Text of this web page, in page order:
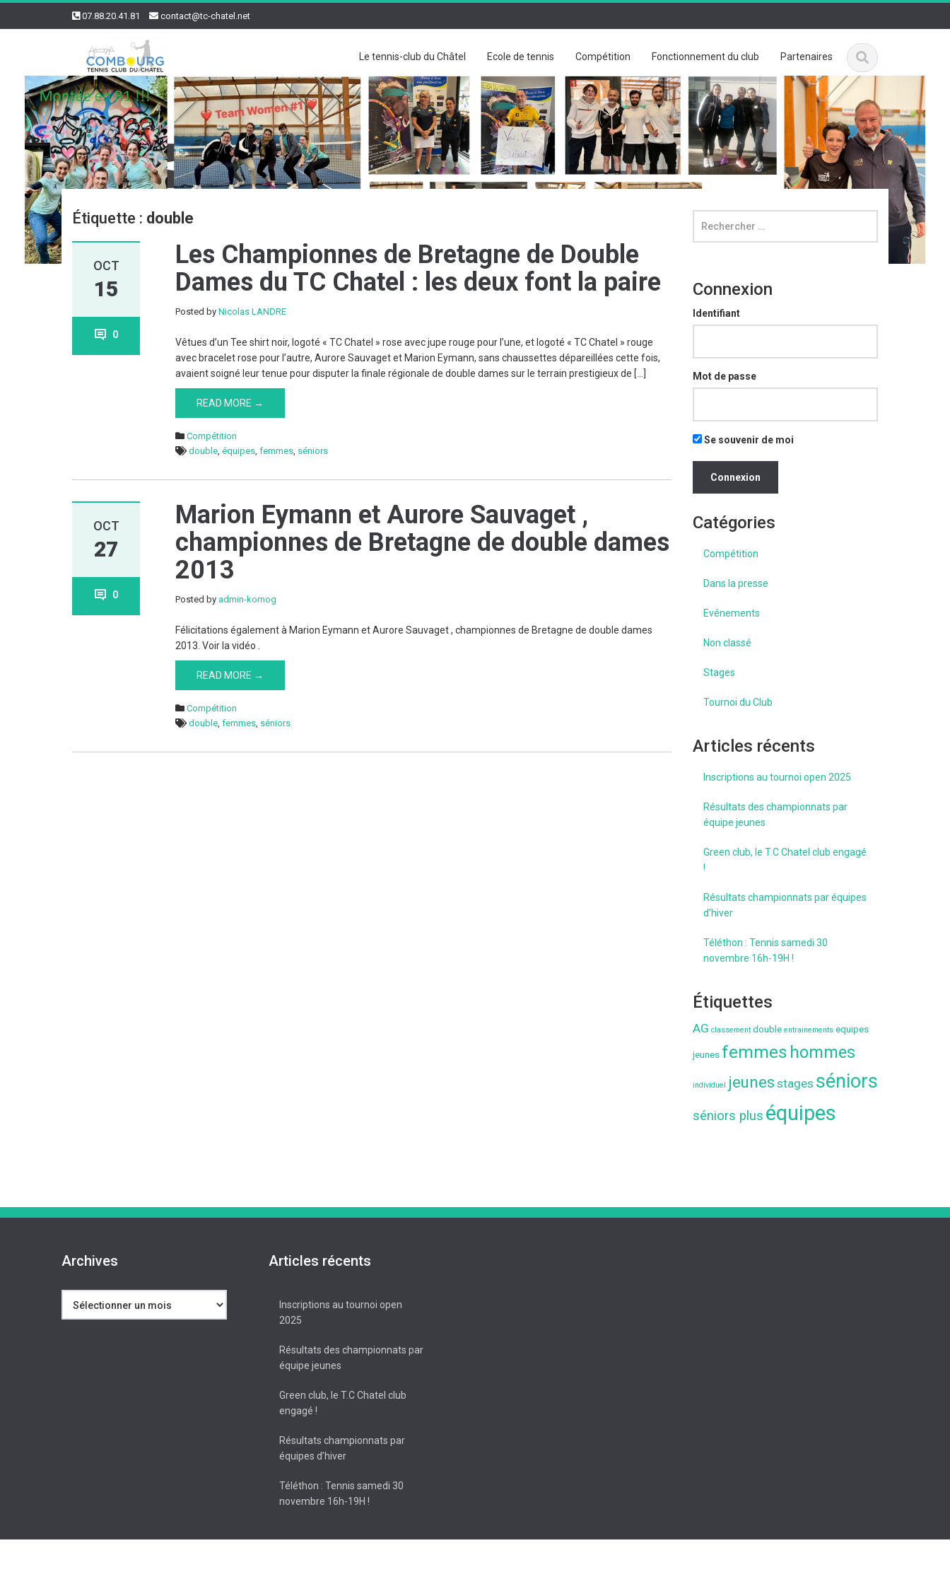
07.88.20.41.81 contact@tc-chatel.net
Le tennis-club du Châtel Ecole de tennis Compétition Fonctionnement du club Partenaires
Étiquette : double
OCT
15
0
Les Championnes de Bretagne de Double
Dames du TC Chatel : les deux font la paire
Posted byNicolas LANDRE
Vêtues d’un Tee shirt noir, logoté « TC Chatel » rose avec jupe rouge pour l’une, et logoté « TC Chatel » rouge
avec bracelet rose pour l’autre, Aurore Sauvaget et Marion Eymann, sans chaussettes dépareillées cette fois,
avaient soigné leur tenue pour disputer la finale régionale de double dames sur le terrain prestigieux de […]
READ MORE →
Compétition
double,équipes,femmes, séniors
OCT
27
0
Marion Eymann et Aurore Sauvaget ,
championnes de Bretagne de double dames
2013
Posted by admin-kornog
Félicitations également à Marion Eymann et Aurore Sauvaget , championnes de Bretagne de double dames
2013. Voir la vidéo .
READ MORE →
Compétition
double,femmes, séniors
Connexion
Identifiant
Mot de passe
Se souvenir de moi
Catégories
Compétition
Dans la presse
Evénements
Non classé
Stages
Tournoi du Club
Articles récents
Inscriptions au tournoi open 2025
Résultats des championnats par
équipe jeunes
Green club, le T.C Chatel club engagé
!
Résultats championnats par équipes
d’hiver
Téléthon : Tennis samedi 30
novembre 16h-19H !
Étiquettes
AG classement double entrainements equipes
jeunes femmes hommes
individuel jeunes stages séniors
séniors plus équipes
Archives Articles récents
Inscriptions au tournoi open
2025
Résultats des championnats par
équipe jeunes
Green club, le T.C Chatel club
engagé !
Résultats championnats par
équipes d’hiver
Téléthon : Tennis samedi 30
novembre 16h-19H !